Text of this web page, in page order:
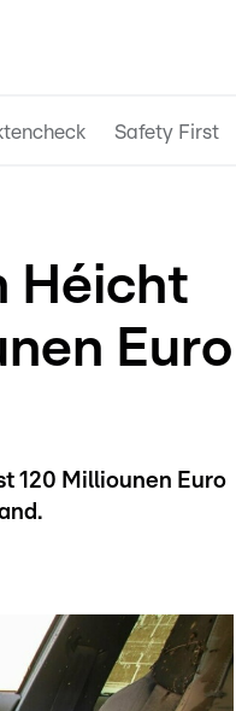
Safety First
Héicht
Euro
120 Milliounen Euro